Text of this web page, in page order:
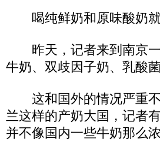
喝纯鲜奶和原味酸奶就
昨天，记者来到南京一
牛奶、双歧因子奶、乳酸
这和国外的情况严重不
兰这样的产奶大国，记者
并不像国内一些牛奶那么